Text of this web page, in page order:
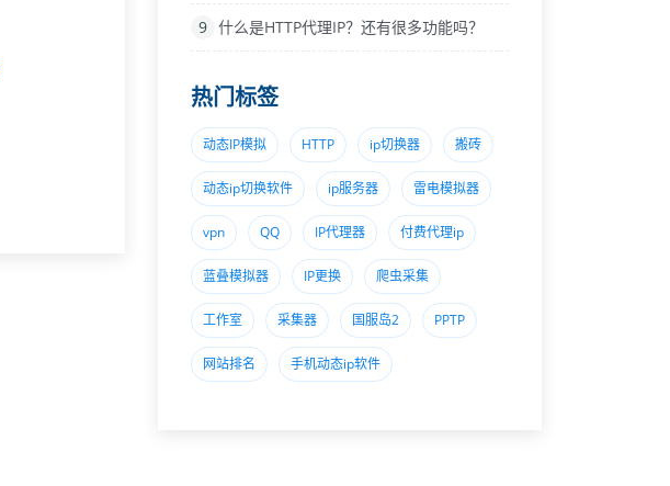
9 什么是HTTP代理IP？还有很多功能吗？
热门标签
动态IP模拟 HTTP ip切换器 搬砖
动态ip切换软件 ip服务器 雷电模拟器
vpn QQ IP代理器 付费代理ip
蓝叠模拟器 IP更换 爬虫采集
工作室 采集器 国服岛2 PPTP
网站排名 手机动态ip软件